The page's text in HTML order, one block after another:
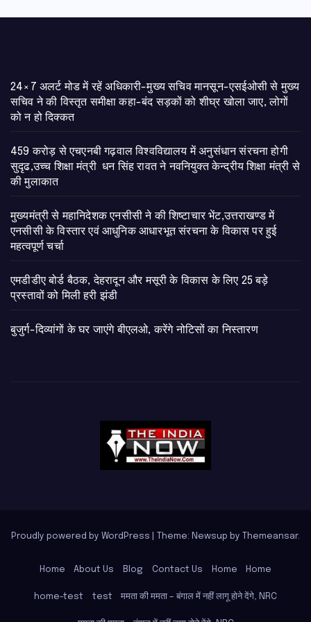
24×7 अलर्ट मोड में रहें अधिकारी-मुख्य सचिव मानसून-एसईओसी से मुख्य
सचिव ने की विस्तृत समीक्षा कहा-बंद सड़कों को शीघ्र खोला जाए, लोगों
को न हो दिक्कत
459 करोड़ से एचएनबी गढ़वाल विश्वविद्यालय में अनुसंधान संरचना होगी
सुदृढ,उच्च शिक्षा मंत्री धन सिंह रावत ने नवनियुक्त केन्द्रीय शिक्षा मंत्री से
की मुलाकात
मुख्यमंत्री से महानिदेशक एनसीसी ने की शिष्टाचार भेंट,उत्तराखण्ड में
एनसीसी के विस्तार एवं आधुनिक आधारभूत संरचना के विकास पर हुई
महत्वपूर्ण चर्चा
एमडीडीए बोर्ड बैठक, देहरादून और मसूरी के विकास के लिए 25 बड़े
प्रस्तावों को मिली हरी झंडी
बुजुर्ग-दिव्यांगों के घर जाएंगे बीएलओ, करेंगे नोटिसों का निस्तारण
Proudly powered by WordPress Theme: Newsup by Themeansar.
Home About Us Blog Contact Us Home Home
home-test test ममता की ममता – बंगाल में नहीं लागू होने देंगे, NRC